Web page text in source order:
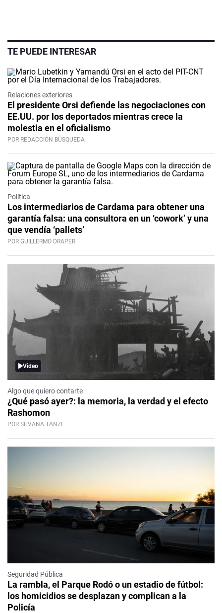
TE PUEDE INTERESAR
Relaciones exteriores
El presidente Orsi defiende las negociaciones con
EE.UU. por los deportados mientras crece la
molestia en el oficialismo
POR REDACCIÓN BÚSQUEDA
Política
Los intermediarios de Cardama para obtener una
garantía falsa: una consultora en un ‘cowork’ y una
que vendía ‘pallets’
POR GUILLERMO DRAPER
Video
Algo que quiero contarte
¿Qué pasó ayer?: la memoria, la verdad y el efecto
Rashomon
POR SILVANA TANZI
Seguridad Pública
La rambla, el Parque Rodó o un estadio de fútbol:
los homicidios se desplazan y complican a la
Policía